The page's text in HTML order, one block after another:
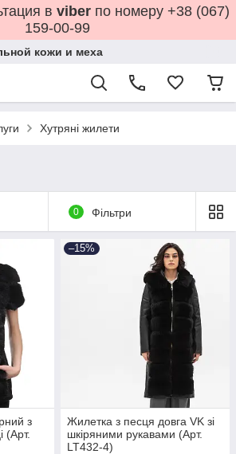
в viber по номеру +38 (067)
159-00-99
кожи и меха
Хутряні жилети
0 Фільтри
з
(Арт.
–15%
Жилетка з песця довга VK зі
шкіряними рукавами (Арт.
LT432-4)